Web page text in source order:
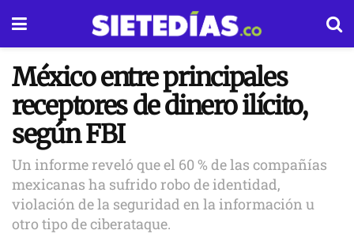
México entre principales
receptores de dinero ilícito,
según FBI
Un informe reveló que el 60 % de las compañías
mexicanas ha sufrido robo de identidad,
violación de la seguridad en la información u
otro tipo de ciberataque.